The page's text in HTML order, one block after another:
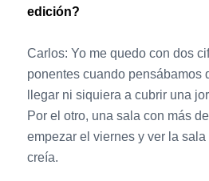
edición?
Carlos: Yo me quedo con dos
ponentes cuando pensábamos
llegar ni siquiera a cubrir una
Por el otro, una sala con más
empezar el viernes y ver la
creía.